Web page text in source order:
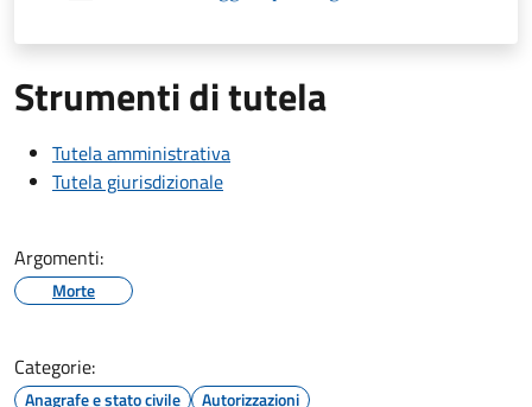
Strumenti di tutela
Tutela amministrativa
Tutela giurisdizionale
Argomenti:
Morte
Categorie:
Anagrafe e stato civile Autorizzazioni